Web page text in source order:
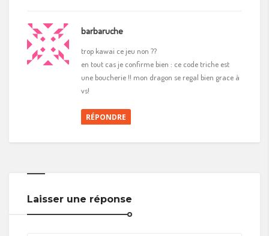
barbaruche
trop kawai ce jeu non ??
en tout cas je confirme bien : ce code triche est
une boucherie !! mon dragon se regal bien grace à
vs!
RÉPONDRE
Laisser une réponse